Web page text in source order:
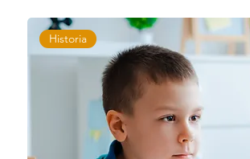
Historia